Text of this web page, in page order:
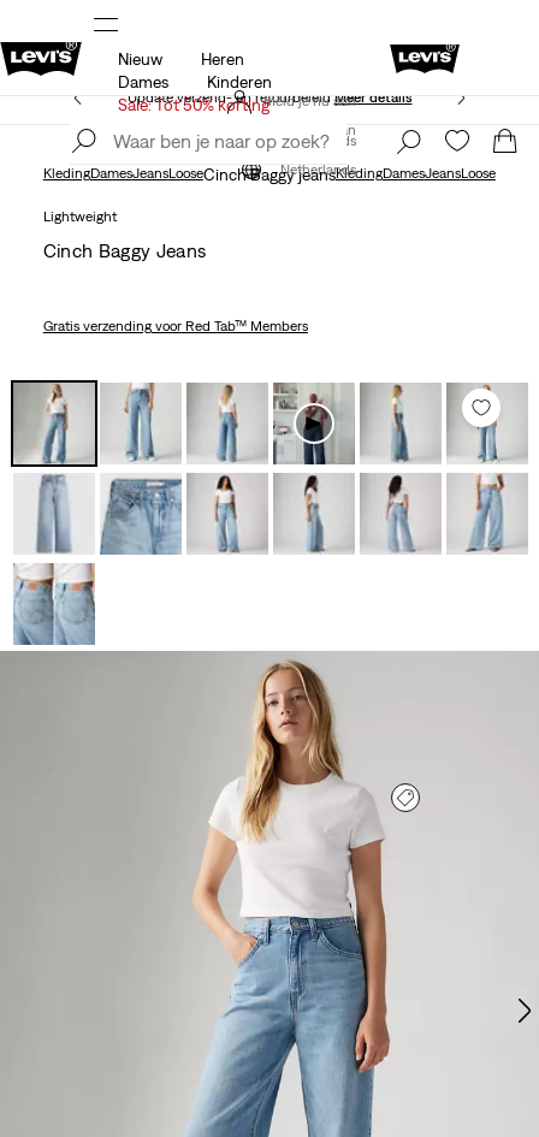
Unidays: Studenten krijgen 20% kortingMeer details
Meld je nu aan
Netherlands
Nieuw
Heren
Dames
Kinderen
Sale: Tot 50% korting
Update verzend- en retourbeleidMeer details
Meld je nu aan
Netherlands
KledingDamesJeansLooseCinch Baggy jeansKledingDamesJeansLoose
Lightweight
Cinch Baggy Jeans
Gratis verzendingvoor Red Tab™ Members